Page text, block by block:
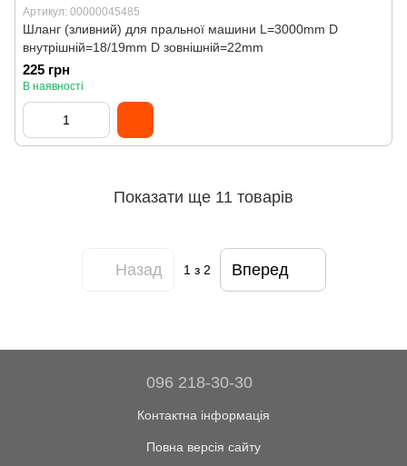
Артикул: 00000045485
Шланг (зливний) для пральної машини L=3000mm D
внутрішній=18/19mm D зовнішній=22mm
225 грн
В наявності
Показати ще 11 товарів
Назад 1 з 2 Вперед
096 218-30-30
Контактна інформація
Повна версія сайту